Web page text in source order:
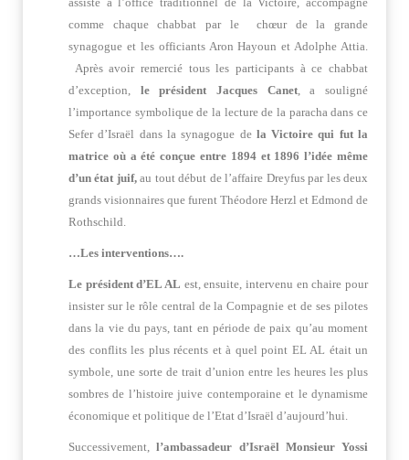
comme chaque chabbat par le chœur de la grande
synagogue et les officiants Aron Hayoun et Adolphe Attia.
Après avoir remercié tous les participants à ce chabbat
d’exception, le président Jacques Canet, a souligné
l’importance symbolique de la lecture de la paracha dans ce
Sefer d’Israël dans la synagogue de la Victoire qui fut la
matrice où a été conçue entre 1894 et 1896 l’idée même
d’un état juif,au tout début de l’affaire Dreyfus par les deux
grands visionnaires que furent Théodore Herzl et Edmond de
Rothschild.
…Les interventions….
Le président d’EL AL est, ensuite, intervenu en chaire pour
insister sur le rôle central de la Compagnie et de ses pilotes
dans la vie du pays, tant en période de paix qu’au moment
des conflits les plus récents et à quel point EL AL était un
symbole, une sorte de trait d’union entre les heures les plus
sombres de l’histoire juive contemporaine et le dynamisme
économique et politique de l’Etat d’Israël d’aujourd’hui.
Successivement,l’ambassadeur d’Israël Monsieur Yossi